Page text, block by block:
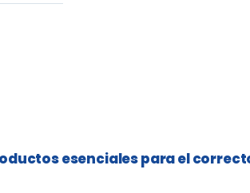
esenciales para el